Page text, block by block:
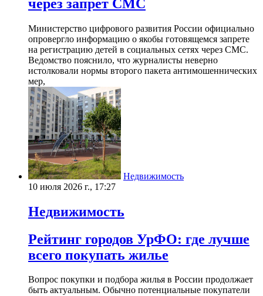
через запрет СМС
Министерство цифрового развития России официально
опровергло информацию о якобы готовящемся запрете
на регистрацию детей в социальных сетях через СМС.
Ведомство пояснило, что журналисты неверно
истолковали нормы второго пакета антимошеннических
мер,
Недвижимость
10 июля 2026 г., 17:27
Недвижимость
Рейтинг городов УрФО: где лучше
всего покупать жилье
Вопрос покупки и подбора жилья в России продолжает
быть актуальным. Обычно потенциальные покупатели